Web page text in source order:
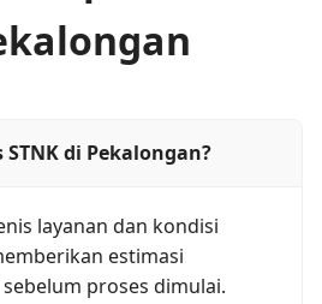
di Pekalongan?
layanan dan kondisi
estimasi
proses dimulai.